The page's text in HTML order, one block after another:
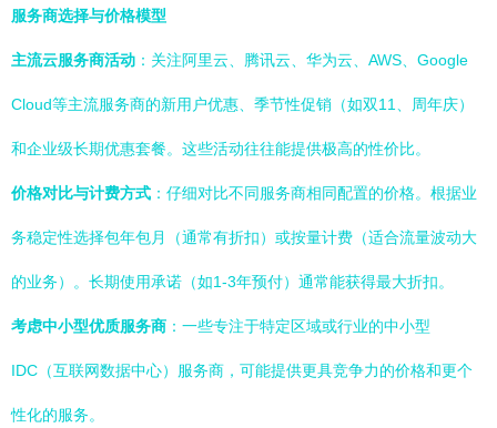
服务商选择与价格模型
主流云服务商活动 ：关注阿里云、腾讯云、华为云、AWS、Google
Cloud等主流服务商的新用户优惠、季节性促销（如双11、周年庆）
和企业级长期优惠套餐。这些活动往往能提供极高的性价比。
价格对比与计费方式 ：仔细对比不同服务商相同配置的价格。根据业
务稳定性选择包年包月（通常有折扣）或按量计费（适合流量波动大
的业务）。长期使用承诺（如1-3年预付）通常能获得最大折扣。
考虑中小型优质服务商 ：一些专注于特定区域或行业的中小型
IDC（互联网数据中心）服务商，可能提供更具竞争力的价格和更个
性化的服务。